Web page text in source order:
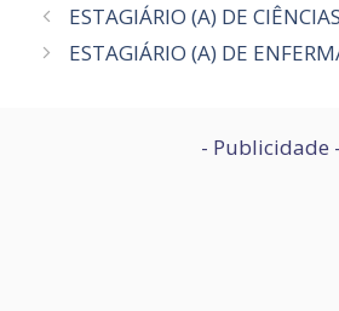
ESTAGIÁRIO (A) DE
ESTAGIÁRIO (A) DE
- Publicidade -